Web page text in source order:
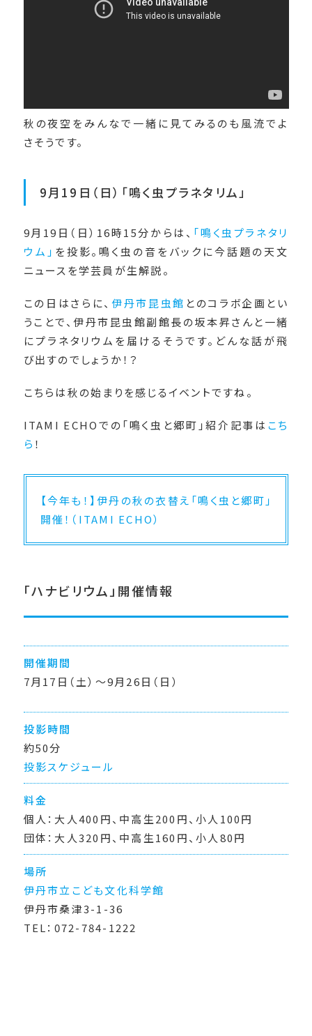
秋の夜空をみんなで一緒に見てみるのも風流でよ
さそうです。
9月19日（日）「鳴く虫プラネタリム」
9月19日（日）16時15分からは、 「鳴く虫プラネタリ
ウム」 を投影。鳴く虫の音をバックに今話題の天文
ニュースを学芸員が生解説。
この日はさらに、 伊丹市昆虫館 とのコラボ企画とい
うことで、伊丹市昆虫館副館長の坂本昇さんと一緒
にプラネタリウムを届けるそうです。どんな話が飛
び出すのでしょうか！？
こちらは秋の始まりを感じるイベントですね。
ITAMI ECHOでの「鳴く虫と郷町」紹介記事は こち
ら ！
【今年も！】伊丹の秋の衣替え「鳴く虫と郷町」
開催！（ITAMI ECHO）
「ハナビリウム」開催情報
開催期間
7月17日（土）〜9月26日（日）
投影時間
約50分
投影スケジュール
料金
個人：大人400円、中高生200円、小人100円
団体：大人320円、中高生160円、小人80円
場所
伊丹市立こども文化科学館
伊丹市桑津3-1-36
TEL：072-784-1222